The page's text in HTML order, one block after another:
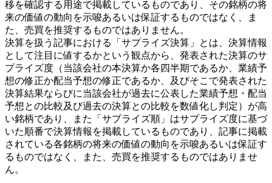
移を確認する用途で掲載しているものであり、その銘柄の将
来の価値の動向を示唆あるいは保証するものではなく、ま
た、売買を推奨するものではありません。
決算を扱う記事における「サプライズ決算」とは、決算情報
として注目に値するかという観点から、発表された決算のサ
プライズ度（当該会社の本決算か各四半期であるか、業績予
想の修正か配当予想の修正であるか、及びそこで発表された
決算結果ならびに当該会社が過去に公表した業績予想・配当
予想との比較及び過去の決算との比較を数値化し判定）が高
い銘柄であり、また「サプライズ順」はサプライズ度に基づ
いた順番で決算情報を掲載しているものであり、記事に掲載
されている各銘柄の将来の価値の動向を示唆あるいは保証す
るものではなく、また、売買を推奨するものではありませ
ん。